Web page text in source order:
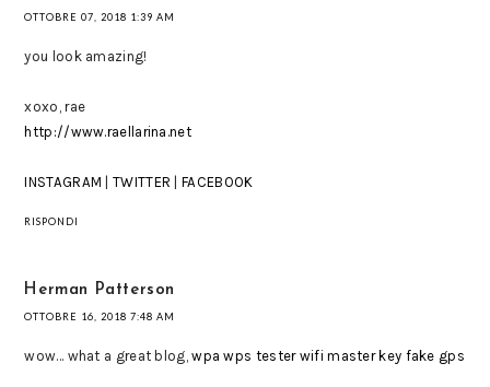
OTTOBRE 07, 2018 1:39 AM
you look amazing!
xoxo, rae
http://www.raellarina.net
INSTAGRAM |TWITTER |FACEBOOK
RISPONDI
Herman Patterson
OTTOBRE 16, 2018 7:48 AM
wow... what a great blog,wpa wps tester wifi master key fake gps